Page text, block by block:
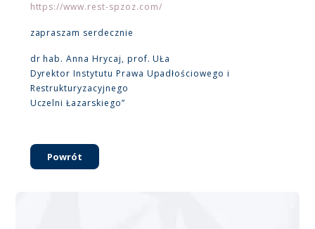
https://www.rest-spzoz.com/
zapraszam serdecznie
dr hab. Anna Hrycaj, prof. UŁa
Dyrektor Instytutu Prawa Upadłościowego i
Restrukturyzacyjnego
Uczelni Łazarskiego”
Powrót